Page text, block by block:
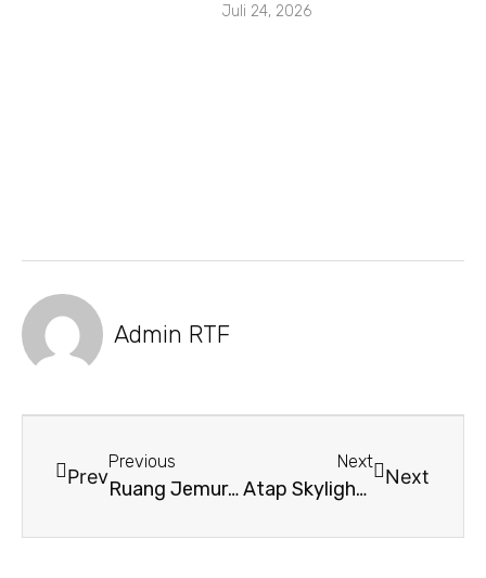
Juli 24, 2026
Admin RTF
Prev
Previous
Ruang Jemur Indoor: Tips Baju Kering Tanpa Takut Hujan
Next
Atap Skylight: Rumah Hemat Listrik dan Terang Alami
Next